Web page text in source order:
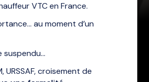
VTC en France.
au moment d’un
suspendu…
croisement de